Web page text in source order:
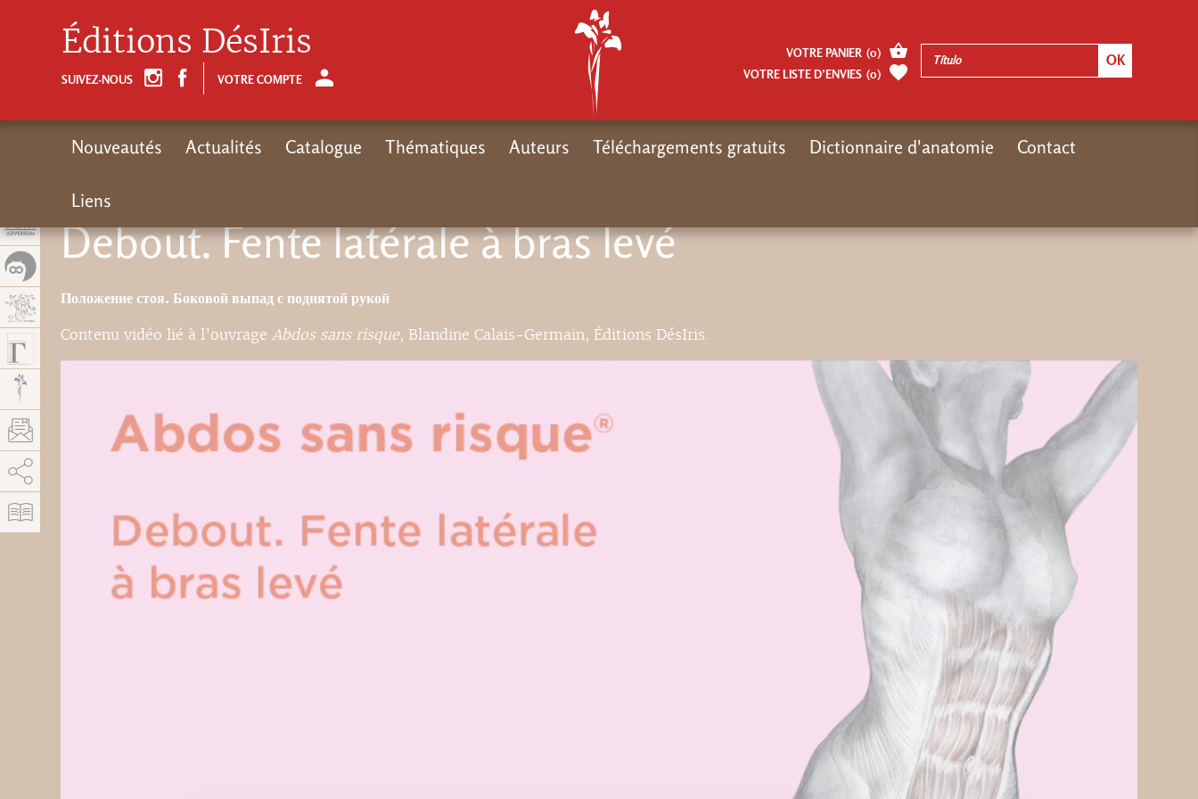
Debout. Fente latérale à bras levé
Положение стоя. Боковой выпад с поднятой рукой
Contenu vidéo lié à l’ouvrage Abdos sans risque, Blandine Calais-Germain, Éditions DésIris.
Éditions DésIris
SUIVEZ-NOUS VOTRE COMPTE
VOTRE PANIER (0)
VOTRE LISTE D’ENVIES (0)
Nouveautés Actualités Catalogue Thématiques Auteurs Téléchargements gratuits Dictionnaire d'anatomie Contact
Liens